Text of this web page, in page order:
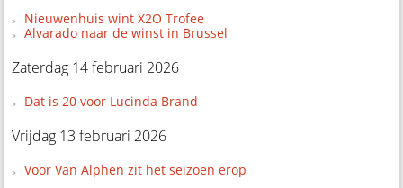
Nieuwenhuis wint X2O Trofee
Alvarado naar de winst in Brussel
Zaterdag 14 februari 2026
Dat is 20 voor Lucinda Brand
Vrijdag 13 februari 2026
Voor Van Alphen zit het seizoen erop